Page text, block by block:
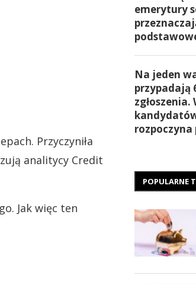
Przyczyniła
analitycy Credit
Jak więc ten
emerytury
Na jeden
przypadają
zgłoszenia.
rozpoczyna
POPULARNE